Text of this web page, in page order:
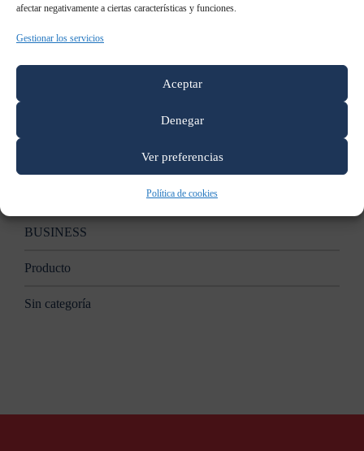
afectar negativamente a ciertas características y funciones.
Gestionar los servicios
Aceptar
Denegar
Ver preferencias
Política de cookies
BUSINESS
Producto
Sin categoría